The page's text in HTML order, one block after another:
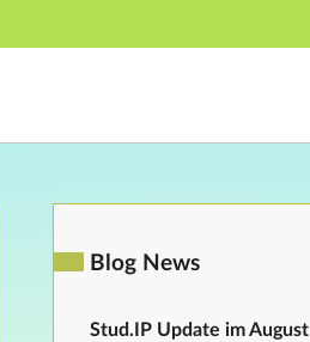
Hauptnavigation
Blog News
Stud.IP Update im August